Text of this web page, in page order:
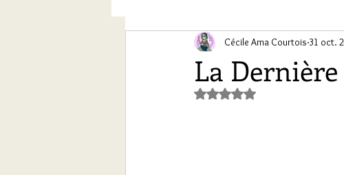
Chroniques conte des sept Chants
La Dernière
Cécile Ama Courtois 31 oct.
Noté NaN étoiles sur 5.